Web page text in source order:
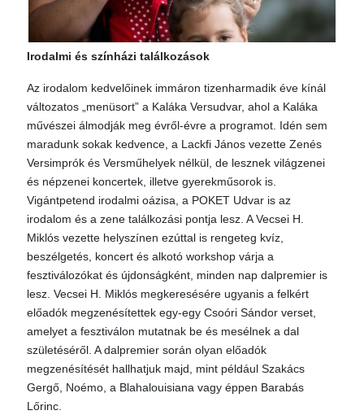
Irodalmi és színházi találkozások
Az irodalom kedvelőinek immáron tizenharmadik éve kínál
változatos „menüsort” a Kaláka Versudvar, ahol a Kaláka
művészei álmodják meg évről-évre a programot. Idén sem
maradunk sokak kedvence, a Lackfi János vezette Zenés
Versimprók és Versműhelyek nélkül, de lesznek világzenei
és népzenei koncertek, illetve gyerekműsorok is.
Vigántpetend irodalmi oázisa, a POKET Udvar is az
irodalom és a zene találkozási pontja lesz. A Vecsei H.
Miklós vezette helyszínen ezúttal is rengeteg kvíz,
beszélgetés, koncert és alkotó workshop várja a
fesztiválozókat és újdonságként, minden nap dalpremier is
lesz. Vecsei H. Miklós megkeresésére ugyanis a felkért
előadók megzenésítettek egy-egy Csoóri Sándor verset,
amelyet a fesztiválon mutatnak be és mesélnek a dal
születéséről. A dalpremier során olyan előadók
megzenésítését hallhatjuk majd, mint például Szakács
Gergő, Noémo, a Blahalouisiana vagy éppen Barabás
Lőrinc.